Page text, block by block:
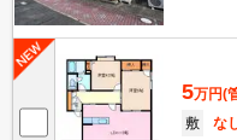
5万円(
敷
な